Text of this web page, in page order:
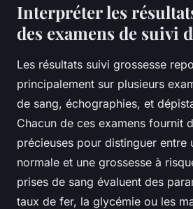
Interpréter les
des examens de suivi
Les résultats suivi grossesse
principalement sur plusieurs
de sang, échographies, et
Chacun de ces examens fournit
précieuses pour distinguer entre
normale et une grossesse à
prises de sang évaluent des
taux de fer, la glycémie ou les